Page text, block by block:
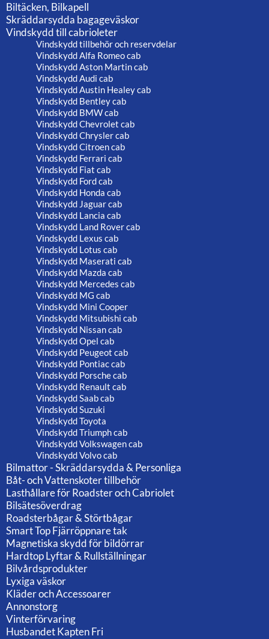
Biltäcken, Bilkapell
Skräddarsydda bagageväskor
Vindskydd till cabrioleter
Vindskydd tillbehör och reservdelar
Vindskydd Alfa Romeo cab
Vindskydd Aston Martin cab
Vindskydd Audi cab
Vindskydd Austin Healey cab
Vindskydd Bentley cab
Vindskydd BMW cab
Vindskydd Chevrolet cab
Vindskydd Chrysler cab
Vindskydd Citroen cab
Vindskydd Ferrari cab
Vindskydd Fiat cab
Vindskydd Ford cab
Vindskydd Honda cab
Vindskydd Jaguar cab
Vindskydd Lancia cab
Vindskydd Land Rover cab
Vindskydd Lexus cab
Vindskydd Lotus cab
Vindskydd Maserati cab
Vindskydd Mazda cab
Vindskydd Mercedes cab
Vindskydd MG cab
Vindskydd Mini Cooper
Vindskydd Mitsubishi cab
Vindskydd Nissan cab
Vindskydd Opel cab
Vindskydd Peugeot cab
Vindskydd Pontiac cab
Vindskydd Porsche cab
Vindskydd Renault cab
Vindskydd Saab cab
Vindskydd Suzuki
Vindskydd Toyota
Vindskydd Triumph cab
Vindskydd Volkswagen cab
Vindskydd Volvo cab
Bilmattor - Skräddarsydda & Personliga
Båt- och Vattenskoter tillbehör
Lasthållare för Roadster och Cabriolet
Bilsätesöverdrag
Roadsterbågar & Störtbågar
Smart Top Fjärröppnare tak
Magnetiska skydd för bildörrar
Hardtop Lyftar & Rullställningar
Bilvårdsprodukter
Lyxiga väskor
Kläder och Accessoarer
Annonstorg
Vinterförvaring
Husbandet Kapten Fri